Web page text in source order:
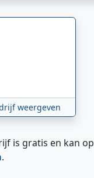
weergeven
is gratis en kan op
.